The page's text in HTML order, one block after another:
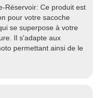
Réservoir: Ce produit est
pour votre sacoche
se superpose à votre
Il s'adapte aux
permettant ainsi de le